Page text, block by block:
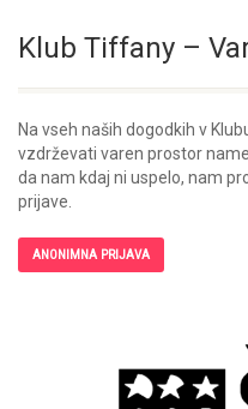
Klub Tiffany –
Na vseh naših dogodkih v
vzdrževati varen prostor
da nam kdaj ni uspelo, nam
prijave.
ANONIMNA PRIJAVA